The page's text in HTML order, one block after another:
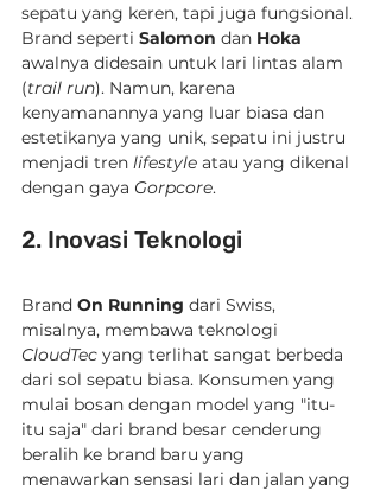
sepatu yang keren, tapi juga fungsional.
Brand seperti Salomon dan Hoka
awalnya didesain untuk lari lintas alam
(trail run). Namun, karena
kenyamanannya yang luar biasa dan
estetikanya yang unik, sepatu ini justru
menjadi tren lifestyle atau yang dikenal
dengan gaya Gorpcore.
2. Inovasi Teknologi
Brand On Running dari Swiss,
misalnya, membawa teknologi
CloudTec yang terlihat sangat berbeda
dari sol sepatu biasa. Konsumen yang
mulai bosan dengan model yang "itu-
itu saja" dari brand besar cenderung
beralih ke brand baru yang
menawarkan sensasi lari dan jalan yang